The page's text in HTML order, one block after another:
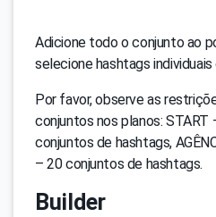
Adicione todo o conjunto ao
selecione hashtags
Por favor, observe as
conjuntos nos planos:
conjuntos de hashtags,
– 20 conjuntos de hashtags.
Builder